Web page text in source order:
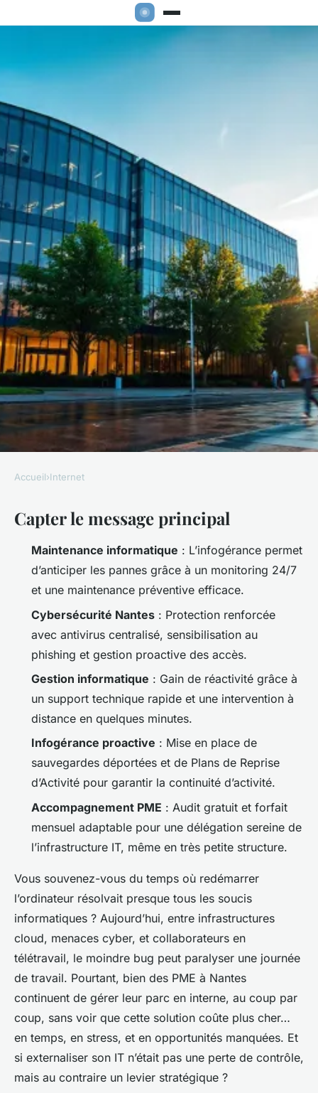
Top 5 raisons de choisir
l'infogérance à Nantes pour
vos IT
12/05/2026 20:55
Accueil›Internet
Capter le message principal
Maintenance informatique : L’infogérance permet
d’anticiper les pannes grâce à un monitoring 24/7
et une maintenance préventive efficace.
Cybersécurité Nantes : Protection renforcée
avec antivirus centralisé, sensibilisation au
phishing et gestion proactive des accès.
Gestion informatique : Gain de réactivité grâce à
un support technique rapide et une intervention à
distance en quelques minutes.
Infogérance proactive : Mise en place de
sauvegardes déportées et de Plans de Reprise
d’Activité pour garantir la continuité d’activité.
Accompagnement PME : Audit gratuit et forfait
mensuel adaptable pour une délégation sereine de
l’infrastructure IT, même en très petite structure.
Vous souvenez-vous du temps où redémarrer
l’ordinateur résolvait presque tous les soucis
informatiques ? Aujourd’hui, entre infrastructures
cloud, menaces cyber, et collaborateurs en
télétravail, le moindre bug peut paralyser une journée
de travail. Pourtant, bien des PME à Nantes
continuent de gérer leur parc en interne, au coup par
coup, sans voir que cette solution coûte plus cher…
en temps, en stress, et en opportunités manquées. Et
si externaliser son IT n’était pas une perte de contrôle,
mais au contraire un levier stratégique ?